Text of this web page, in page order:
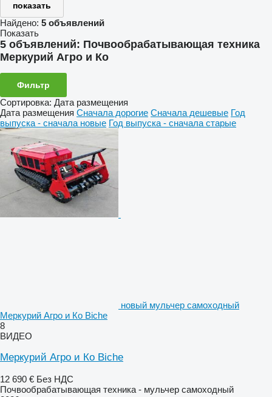
показать
Найдено: 5 объявлений
Показать
5 объявлений: Почвообрабатывающая техника
Меркурий Агро и Ко
Фильтр
Сортировка: Дата размещения
Дата размещения Сначала дорогие Сначала дешевые Год
выпуска - сначала новые Год выпуска - сначала старые
новый мульчер самоходный
Меркурий Агро и Ко Biche
8
ВИДЕО
Меркурий Агро и Ко Biche
12 690 € Без НДС
Почвообрабатывающая техника - мульчер самоходный